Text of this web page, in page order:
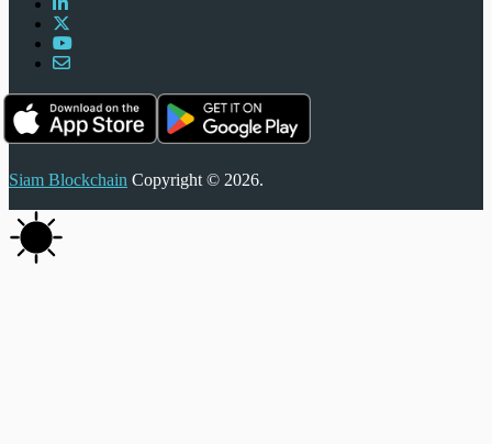
Siam Blockchain Copyright © 2026.